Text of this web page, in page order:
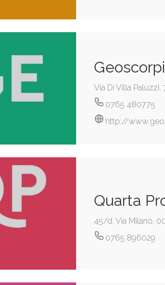
Via Di Villa
0765 480775
http://
Quarta
45/d, Via Milano,
0765 896029